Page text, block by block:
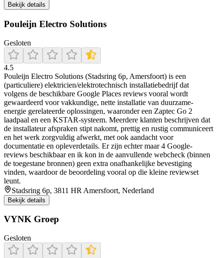
Bekijk details
Pouleijn Electro Solutions
Gesloten
4.5
Pouleijn Electro Solutions (Stadsring 6p, Amersfoort) is een
(particuliere) elektricien/elektrotechnisch installatiebedrijf dat
volgens de beschikbare Google Places reviews vooral wordt
gewaardeerd voor vakkundige, nette installatie van duurzame-
energie gerelateerde oplossingen, waaronder een Zaptec Go 2
laadpaal en een KSTAR-systeem. Meerdere klanten beschrijven dat
de installateur afspraken stipt nakomt, prettig en rustig communiceert
en het werk zorgvuldig afwerkt, met ook aandacht voor
documentatie en opleverdetails. Er zijn echter maar 4 Google-
reviews beschikbaar en ik kon in de aanvullende webcheck (binnen
de toegestane bronnen) geen extra onafhankelijke bevestiging
vinden, waardoor de beoordeling vooral op die kleine reviewset
leunt.
Stadsring 6p, 3811 HR Amersfoort, Nederland
Bekijk details
VYNK Groep
Gesloten